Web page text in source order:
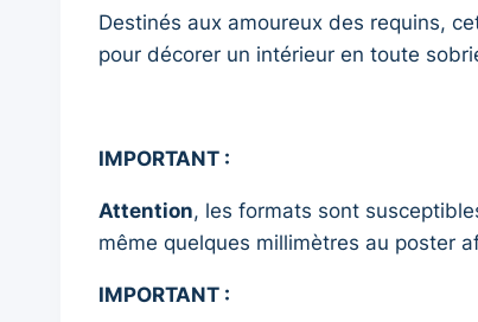
Destinés aux amoureux des requins,
pour décorer un intérieur en toute
IMPORTANT :
Attention, les formats sont
même quelques millimètres au poster
IMPORTANT :